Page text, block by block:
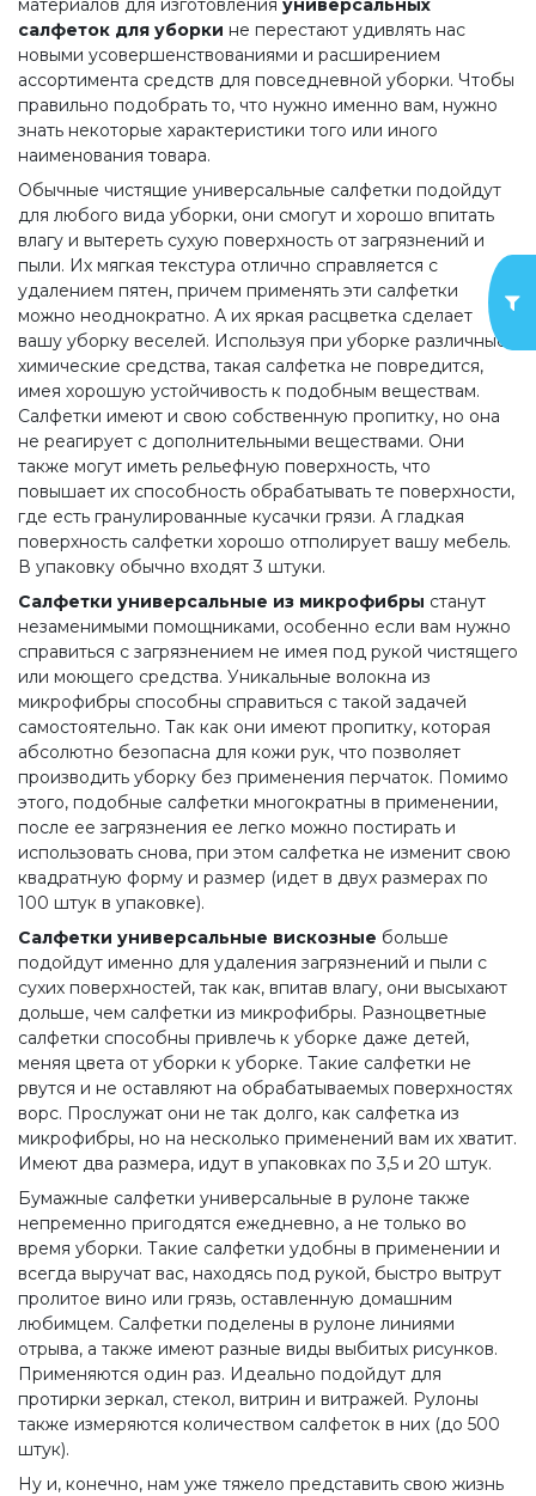
салфеток для уборки не перестают удивлять нас
новыми усовершенствованиями и расширением
ассортимента средств для повседневной уборки. Чтобы
правильно подобрать то, что нужно именно вам, нужно
знать некоторые характеристики того или иного
наименования товара.
Обычные чистящие универсальные салфетки подойдут
для любого вида уборки, они смогут и хорошо впитать
влагу и вытереть сухую поверхность от загрязнений и
пыли. Их мягкая текстура отлично справляется с
удалением пятен, причем применять эти салфетки
можно неоднократно. А их яркая расцветка сделает
вашу уборку веселей. Используя при уборке различные
химические средства, такая салфетка не повредится,
имея хорошую устойчивость к подобным веществам.
Салфетки имеют и свою собственную пропитку, но она
не реагирует с дополнительными веществами. Они
также могут иметь рельефную поверхность, что
повышает их способность обрабатывать те поверхности,
где есть гранулированные кусачки грязи. А гладкая
поверхность салфетки хорошо отполирует вашу мебель.
В упаковку обычно входят 3 штуки.
Салфетки универсальные из микрофибры станут
незаменимыми помощниками, особенно если вам нужно
справиться с загрязнением не имея под рукой чистящего
или моющего средства. Уникальные волокна из
микрофибры способны справиться с такой задачей
самостоятельно. Так как они имеют пропитку, которая
абсолютно безопасна для кожи рук, что позволяет
производить уборку без применения перчаток. Помимо
этого, подобные салфетки многократны в применении,
после ее загрязнения ее легко можно постирать и
использовать снова, при этом салфетка не изменит свою
квадратную форму и размер (идет в двух размерах по
100 штук в упаковке).
Салфетки универсальные вискозные больше
подойдут именно для удаления загрязнений и пыли с
сухих поверхностей, так как, впитав влагу, они высыхают
дольше, чем салфетки из микрофибры. Разноцветные
салфетки способны привлечь к уборке даже детей,
меняя цвета от уборки к уборке. Такие салфетки не
рвутся и не оставляют на обрабатываемых поверхностях
ворс. Прослужат они не так долго, как салфетка из
микрофибры, но на несколько применений вам их хватит.
Имеют два размера, идут в упаковках по 3,5 и 20 штук.
Бумажные салфетки универсальные в рулоне также
непременно пригодятся ежедневно, а не только во
время уборки. Такие салфетки удобны в применении и
всегда выручат вас, находясь под рукой, быстро вытрут
пролитое вино или грязь, оставленную домашним
любимцем. Салфетки поделены в рулоне линиями
отрыва, а также имеют разные виды выбитых рисунков.
Применяются один раз. Идеально подойдут для
протирки зеркал, стекол, витрин и витражей. Рулоны
также измеряются количеством салфеток в них (до 500
штук).
Ну и, конечно, нам уже тяжело представить свою жизнь